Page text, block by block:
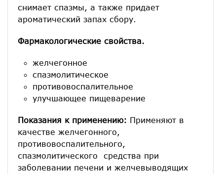
снимает спазмы, а также придает
ароматический запах сбору.
Фармакологические свойства.
желчегонное
спазмолитическое
противовоспалительное
улучшающее пищеварение
Показания к применению: Применяют в
качестве желчегонного,
противовоспалительного,
спазмолитического средства при
заболевании печени и желчевыводящих